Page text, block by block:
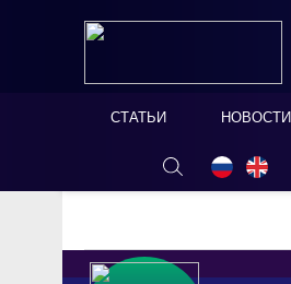
СТАТЬИ НОВОСТИ
ОНЛАЙН ТАБЛО